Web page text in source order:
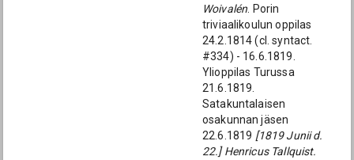
Woivalén . Porin
triviaalikoulun oppilas
24.2.1814 (cl. syntact.
#334) - 16.6.1819.
Ylioppilas Turussa
21.6.1819.
Satakuntalaisen
osakunnan jäsen
22.6.1819 [1819 Junii d.
22.] Henricus Tallquist.